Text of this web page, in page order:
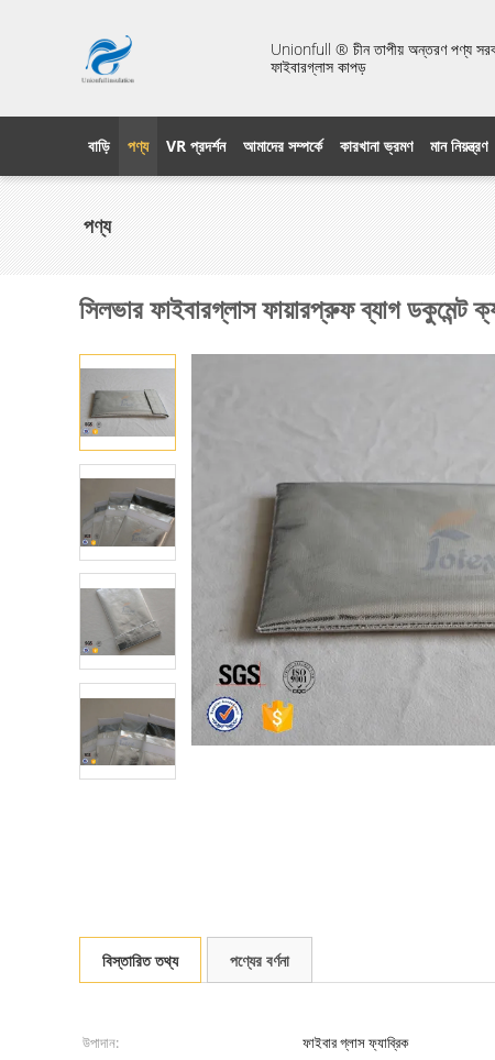
Unionfull ® চীন তাপীয় অন্তরণ পণ্য
ফাইবারগ্লাস কাপড়
বাড়ি পণ্য VR প্রদর্শন আমাদের সম্পর্কে কারখানা ভ্রমণ মান নিয়ন্ত্রণ
পণ্য
সিলভার ফাইবারগ্লাস ফায়ারপ্রুফ ব্যাগ
বিস্তারিত তথ্য পণ্যের বর্ণনা
উপাদান: ফাইবার গ্লাস ফ্যাব্রিক